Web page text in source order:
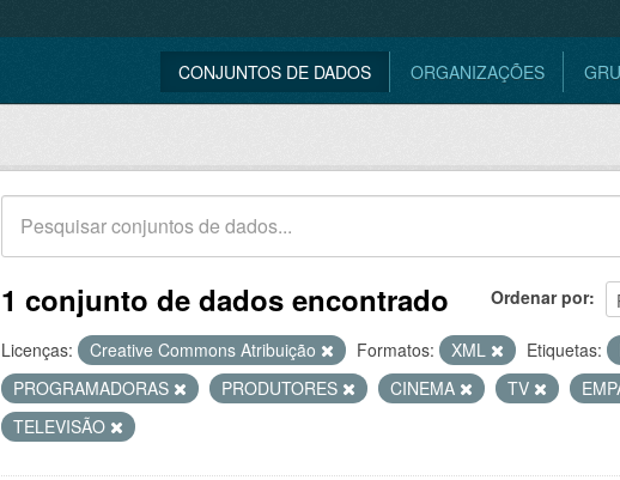
CONJUNTOS DE DADOS ORGANIZAÇÕES
Ordenar por
1 conjunto de dados encontrado
Licenças: Creative Commons Atribuição Formatos: XML Etiquetas:
PROGRAMADORAS
PRODUTORES CINEMA TV
TELEVISÃO